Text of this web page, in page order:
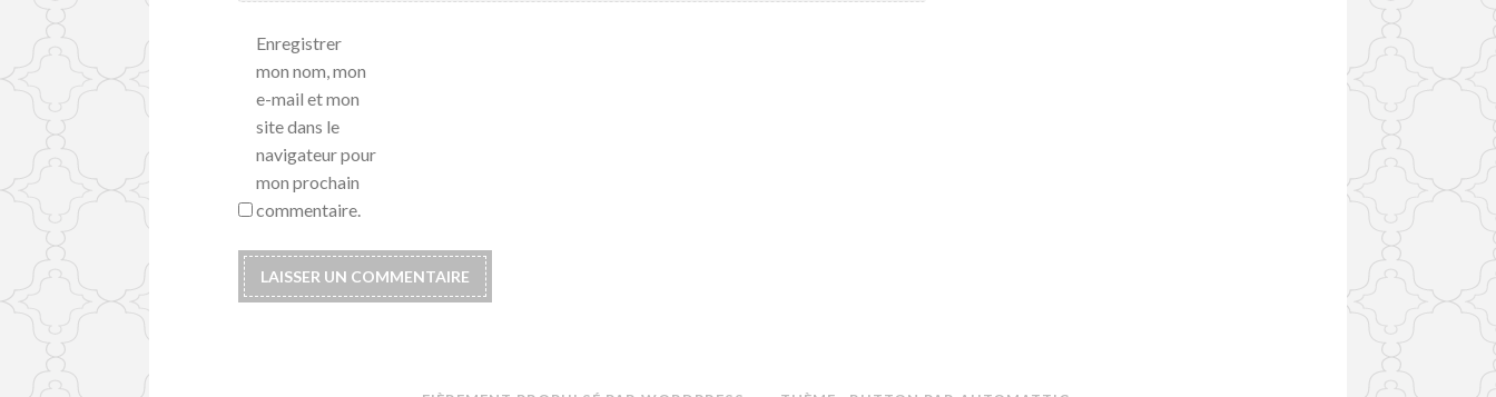
Enregistrer
mon nom, mon
e-mail et mon
site dans le
navigateur pour
mon prochain
commentaire.